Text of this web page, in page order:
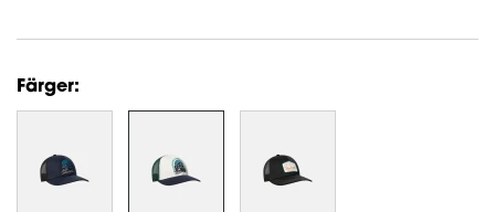
Färger: